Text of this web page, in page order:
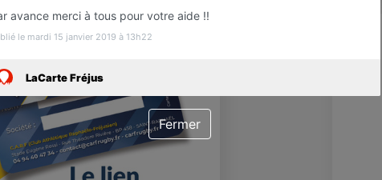
avance merci à tous pour votre aide !!
le mardi 15 janvier 2019 à 13h22
LaCarte Fréjus
Fermer